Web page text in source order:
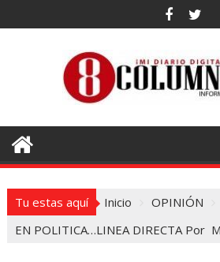
al
Tu estas aquí Inicio
OPINIÓN
EN POLITICA…LINEA DIRECTA Por